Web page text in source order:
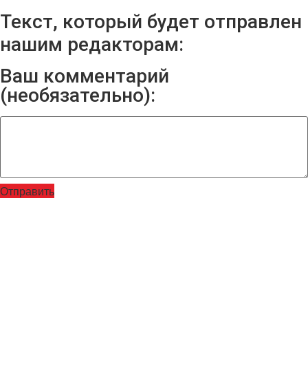
Текст, который будет отправлен
нашим редакторам:
Ваш комментарий
(необязательно):
Отправить